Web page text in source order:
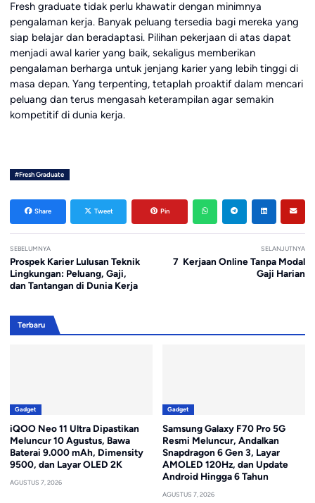
Fresh graduate tidak perlu khawatir dengan minimnya
pengalaman kerja. Banyak peluang tersedia bagi mereka yang
siap belajar dan beradaptasi. Pilihan pekerjaan di atas dapat
menjadi awal karier yang baik, sekaligus memberikan
pengalaman berharga untuk jenjang karier yang lebih tinggi di
masa depan. Yang terpenting, tetaplah proaktif dalam mencari
peluang dan terus mengasah keterampilan agar semakin
kompetitif di dunia kerja.
#Fresh Graduate
Share Tweet Pin
SEBELUMNYA
Prospek Karier Lulusan Teknik
Lingkungan: Peluang, Gaji,
dan Tantangan di Dunia Kerja
SELANJUTNYA
7 Kerjaan Online Tanpa Modal
Gaji Harian
Terbaru
Gadget
iQOO Neo 11 Ultra Dipastikan
Meluncur 10 Agustus, Bawa
Baterai 9.000 mAh, Dimensity
9500, dan Layar OLED 2K
AGUSTUS 7, 2026
Gadget
Samsung Galaxy F70 Pro 5G
Resmi Meluncur, Andalkan
Snapdragon 6 Gen 3, Layar
AMOLED 120Hz, dan Update
Android Hingga 6 Tahun
AGUSTUS 7, 2026